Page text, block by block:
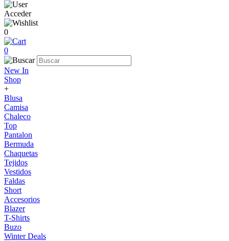
Acceder
0
0
New In
Shop
+
Blusa
Camisa
Chaleco
Top
Pantalon
Bermuda
Chaquetas
Tejidos
Vestidos
Faldas
Short
Accesorios
Blazer
T-Shirts
Buzo
Winter Deals